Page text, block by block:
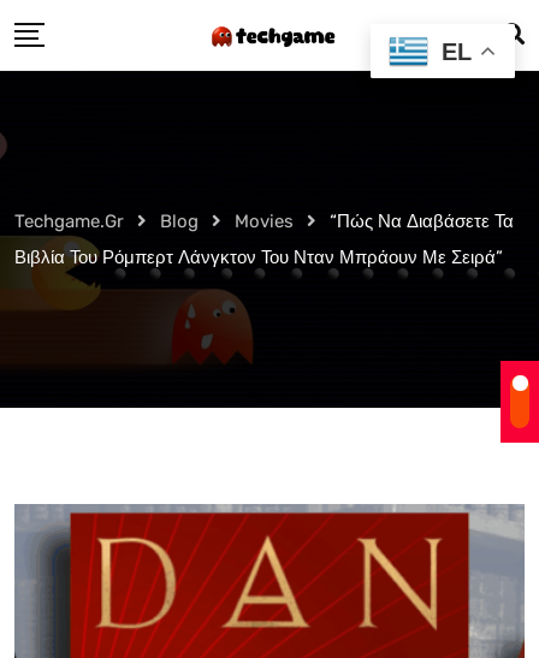
to
Techgame.gr Blog Movies
“Πώς Να Διαβάσετε Τα
Βιβλία Του Ρόμπερτ Λάνγκτον Του Νταν Μπράουν Με Σειρά”
EL